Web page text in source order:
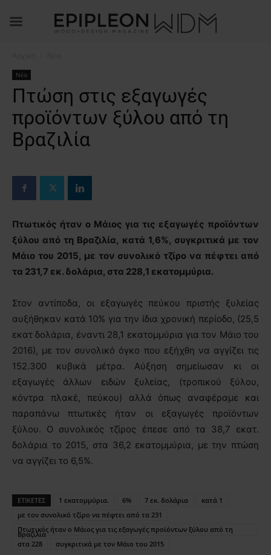
Νέα
Πτώση στις εξαγωγές
προϊόντων ξύλου από τη
Βραζιλία
Πτωτικός ήταν ο Μάιος για τις εξαγωγές προϊόντων
ξύλου από τη Βραζιλία, κατά 1,6%, συγκριτικά με τον
Μάιο του 2015, με τον συνολικό τζίρο να πέφτει από
τα 231,7 εκ. δολάρια, στα 228,1 εκατομμύρια.
Στον αντίποδα, οι εξαγωγές πεύκου πριστής ξυλείας
αυξήθηκαν κατά 10% για την ίδια χρονική περίοδο, (25,5
εκατ δολάρια, έναντι 28,1 εκατομμύρια για τον Μάιο του
2016), με τον συνολικό όγκο που εξήχθη να αγγίζει τις
152.300 κυβικά μέτρα. Αύξηση σημείωσαν κι οι
εξαγωγές άλλων ειδών ξυλείας, (τροπικού ξύλου,
κόντρα πλακέ, πεύκου) αλλά όπως αναφέραμε και
παραπάνω πτωτικές ήταν οι εξαγωγές προϊόντων
ξύλου. Ο συνολικός τζίρος έπεσε από τα 38,7 εκατ.
δολάρια το 2015, στα 36,2 εκατομμύρια, με την πτώση
να αγγίζει το 6,5%.
ΕΤΙΚΕΤΕΣ 1 εκατομμύρια. 6% 7 εκ. δολάρια
κατά 1
με τον συνολικό τζίρο να πέφτει από τα 231
Πτωτικός ήταν ο Μάιος για τις εξαγωγές προϊόντων ξύλου από τη
Βραζιλία
στα 228
συγκριτικά με τον Μάιο του 2015